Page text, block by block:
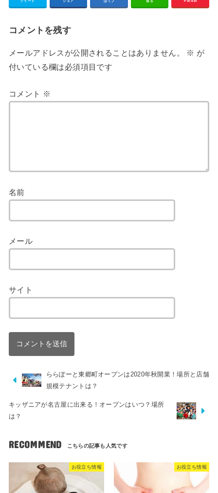
ツイート シェア はてブ 送る Pocket
コメントを残す
メールアドレスが公開されることはありません。 ※ が
付いている欄は必須項目です
コメント ※
名前
メール
サイト
ららぽーと東郷町オープンは2020年秋開業！場所と店舗
規模テナントは？
キッザニアが名古屋に出来る！オープンはいつ？場所
は？
RECOMMEND
お役立ち情報 お役立ち情報